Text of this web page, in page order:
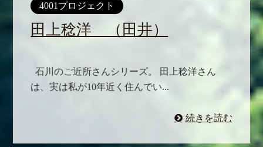
4001プロジェクト
田上稔洋 （田井）
石川のご近所さんシリーズ。 田上稔洋さん
は、実は私が10年近く住んでい...
続きを読む